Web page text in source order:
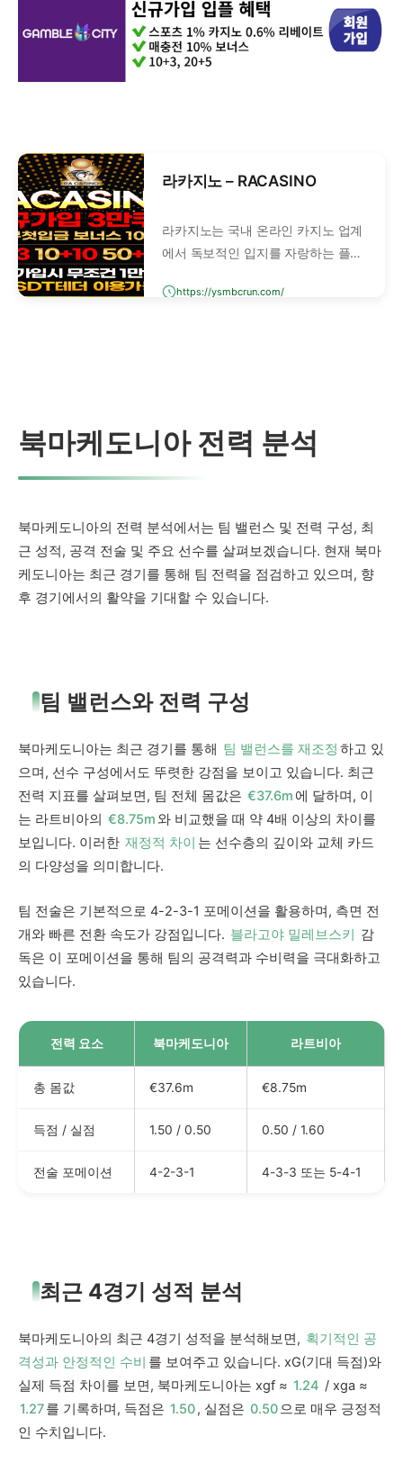
라카지노 – RACASINO
라카지노는 국내 온라인 카지노 업계
에서 독보적인 입지를 자랑하는 플랫
400여 개 검증사이트에서 안전성을
https://ysmbcrun.com/
북마케도니아 전력 분석
북마케도니아의 전력 분석에서는 팀 밸런스 및 전력 구성, 최
근 성적, 공격 전술 및 주요 선수를 살펴보겠습니다. 현재 북마
케도니아는 최근 경기를 통해 팀 전력을 점검하고 있으며, 향
후 경기에서의 활약을 기대할 수 있습니다.
팀 밸런스와 전력 구성
북마케도니아는 최근 경기를 통해 팀 밸런스를 재조정 하고 있
으며, 선수 구성에서도 뚜렷한 강점을 보이고 있습니다. 최근
전력 지표를 살펴보면, 팀 전체 몸값은 €37.6m 에 달하며, 이
는 라트비아의 €8.75m와 비교했을 때 약 4배 이상의 차이를
보입니다. 이러한 재정적 차이 는 선수층의 깊이와 교체 카드
의 다양성을 의미합니다.
팀 전술은 기본적으로 4-2-3-1 포메이션을 활용하며, 측면 전
개와 빠른 전환 속도가 강점입니다. 블라고야 밀레브스키 감
독은 이 포메이션을 통해 팀의 공격력과 수비력을 극대화하고
있습니다.
전력 요소 북마케도니아 라트비아
총 몸값 €37.6m €8.75m
득점 / 실점 1.50 / 0.50 0.50 / 1.60
전술 포메이션 4-2-3-1 4-3-3 또는 5-4-1
최근 4경기 성적 분석
북마케도니아의 최근 4경기 성적을 분석해보면, 획기적인 공
격성과 안정적인 수비 를 보여주고 있습니다. xG(기대 득점)와
실제 득점 차이를 보면, 북마케도니아는 xgf ≈ 1.24 / xga ≈
1.27를 기록하며, 득점은 1.50, 실점은 0.50으로 매우 긍정적
인 수치입니다.